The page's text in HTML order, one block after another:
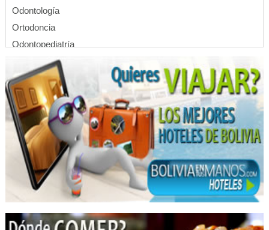
Odontología
Ortodoncia
Odontopediatría
Ginecología
Médicos Ginecólogos y Obstetras
Médico ginecólogo
Profesionales
Consultorio dermatológico
Médicos Reumatólogos
Médicos Internistas
Médicos Endocrinólogos
Médicos Hematólogos
Cilindros de acetileno